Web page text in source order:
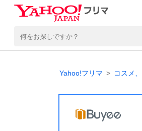
Yahoo!フリマ コスメ